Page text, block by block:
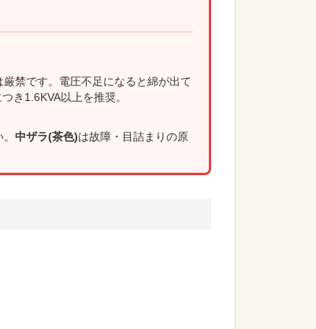
禁です。電圧不足になると綿が出て
き1.6KVA以上を推奨。
中ザラ(茶色)は故障・目詰まりの原